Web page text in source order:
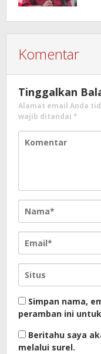
Komentar
Tinggalkan
Alamat email Anda
wajib ditandai *
Simpan nama,
peramban ini
Beritahu saya
melalui surel.